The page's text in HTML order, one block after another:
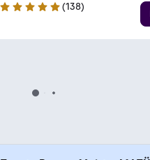
5 Sterne (138)